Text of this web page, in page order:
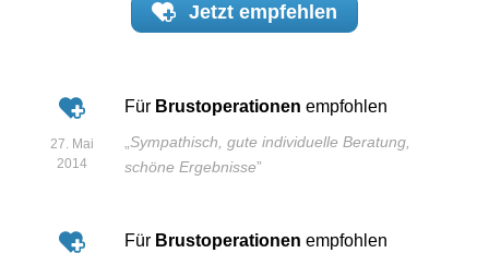
Jetzt empfehlen
27. Mai
2014
Für Brustoperationen empfohlen
„Sympathisch, gute individuelle Beratung,
schöne Ergebnisse”
Für Brustoperationen empfohlen